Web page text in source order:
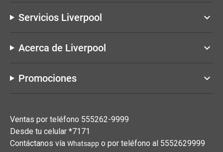
Servicios Liverpool keyboard_arrow_down
Acerca de Liverpool keyboard_arrow_down
Promociones keyboard_arrow_down
Ventas por teléfono 555262-9999
Desde tu celular *7171
Contáctanos vía Whatsapp o por teléfono al 5552629999